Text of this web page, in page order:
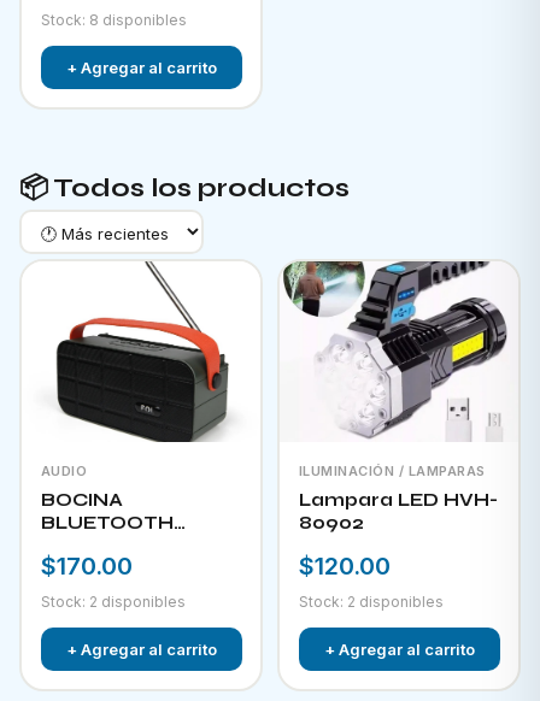
Stock: 8 disponibles
+ Agregar al carrito
📦 Todos los productos
AUDIO
BOCINA
BLUETOOTH
PANEL SOLAR FOL
$170.00
Stock: 2 disponibles
+ Agregar al carrito
ILUMINACIÓN / LAMPARAS
Lampara LED HVH-
80902
$120.00
Stock: 2 disponibles
+ Agregar al carrito